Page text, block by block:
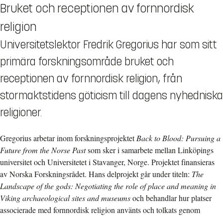
Bruket och receptionen av fornnordisk
religion
Universitetslektor Fredrik Gregorius har som sitt
primära forskningsområde bruket och
receptionen av fornnordisk religion, från
stormaktstidens göticism till dagens nyhedniska
religioner.
Gregorius arbetar inom forskningsprojektetBack to Blood: Pursuing a
Future from the Norse Pastsom sker i samarbete mellan Linköpings
universitet och Universitetet i Stavanger, Norge. Projektet finansieras
av Norska Forskningsrådet. Hans delprojekt går under titeln: The
Landscape of the gods: Negotiating the role of place and meaning in
Viking archaeological sites and museumsoch behandlar hur platser
associerade med fornnordisk religion använts och tolkats genom